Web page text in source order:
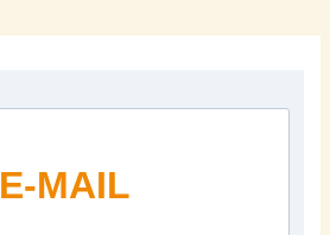
E-MAIL